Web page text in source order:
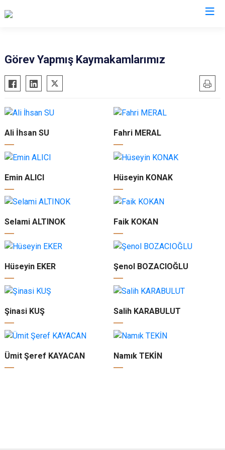
19 Mayıs
Alaçam
Asarcık
Ayvacık
Çarşamba
Havza
Kavak
Ladik
Terme
Atakum
Canik
İlkadım
Görev Yapmış Kaymakamlarımız
Ali İhsan SU Fahri MERAL
Emin ALICI Hüseyin KONAK
Selami ALTINOK Faik KOKAN
Hüseyin EKER Şenol BOZACIOĞLU
Şinasi KUŞ Salih KARABULUT
Ümit Şeref KAYACAN Namık TEKİN